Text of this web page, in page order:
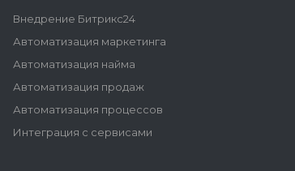
Внедрение Битрикс24
Автоматизация маркетинга
Автоматизация найма
Автоматизация продаж
Автоматизация процессов
Интеграция с сервисами